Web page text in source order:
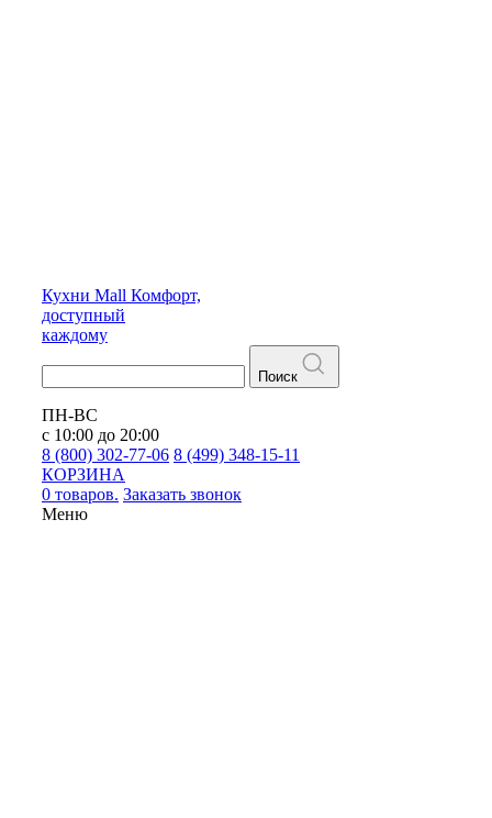
Кухни Mall Комфорт,
доступный
каждому
Поиск
ПН-ВС
с 10:00 до 20:00
8 (800) 302-77-06 8 (499) 348-15-11
КОРЗИНА
0 товаров. Заказать звонок
Меню